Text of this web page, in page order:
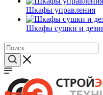
Шкафы управления
Шкафы сушки и